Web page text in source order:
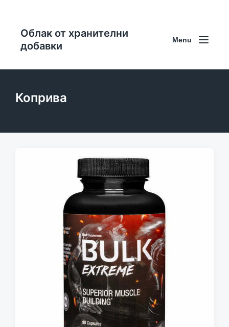
Облак от хранителни
добавки
Menu
Коприва